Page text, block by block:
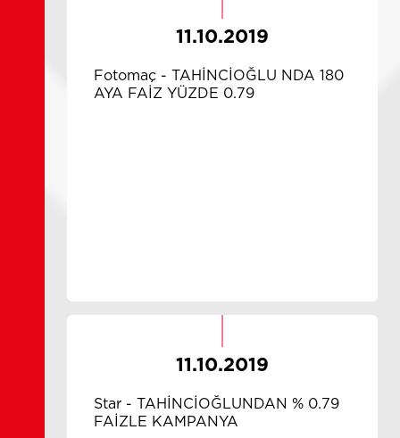
11.10.2019
Fotomaç - TAHİNCİOĞLU NDA 180
AYA FAİZ YÜZDE 0.79
11.10.2019
Star - TAHİNCİOĞLUNDAN % 0.79
FAİZLE KAMPANYA